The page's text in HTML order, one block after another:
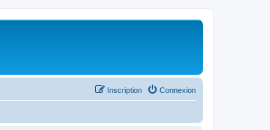
Connexion
Inscription